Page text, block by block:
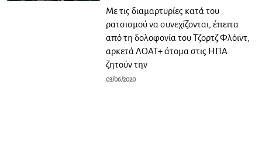
Με τις διαμαρτυρίες κατά του
ρατσισμού να συνεχίζονται, έπειτα
από τη δολοφονία του Τζορτζ Φλόιντ,
αρκετά ΛΟΑΤ+ άτομα στις ΗΠΑ
ζητούν την
03/06/2020